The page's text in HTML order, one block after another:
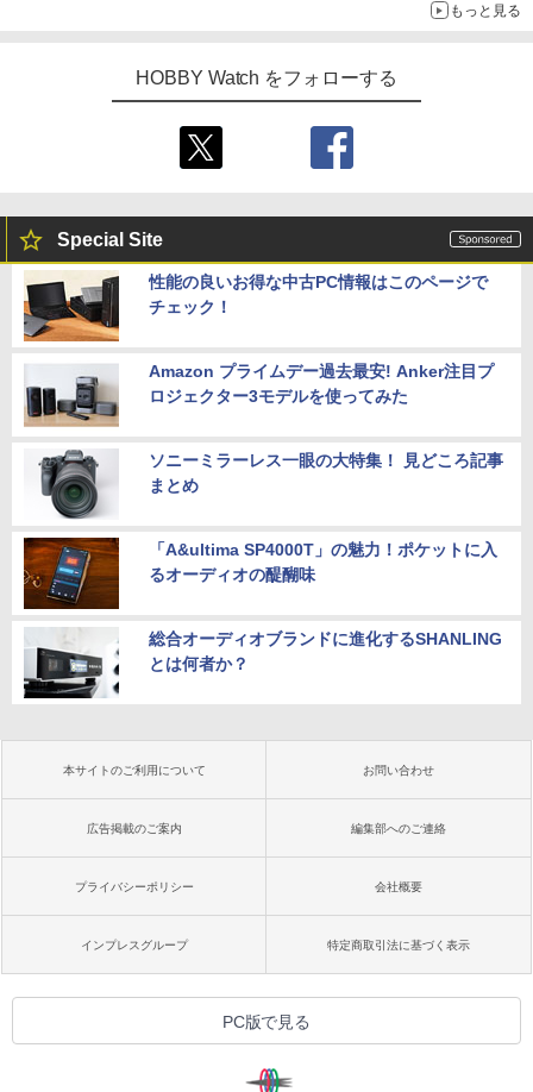
もっと見る
HOBBY Watch をフォローする
Special Site
性能の良いお得な中古PC情報はこのページで
チェック！
Amazon プライムデー過去最安! Anker注目プ
ロジェクター3モデルを使ってみた
ソニーミラーレス一眼の大特集！ 見どころ記事
まとめ
「A&ultima SP4000T」の魅力！ポケットに入
るオーディオの醍醐味
総合オーディオブランドに進化するSHANLING
とは何者か？
本サイトのご利用について お問い合わせ
広告掲載のご案内 編集部へのご連絡
プライバシーポリシー 会社概要
インプレスグループ 特定商取引法に基づく表示
PC版で見る